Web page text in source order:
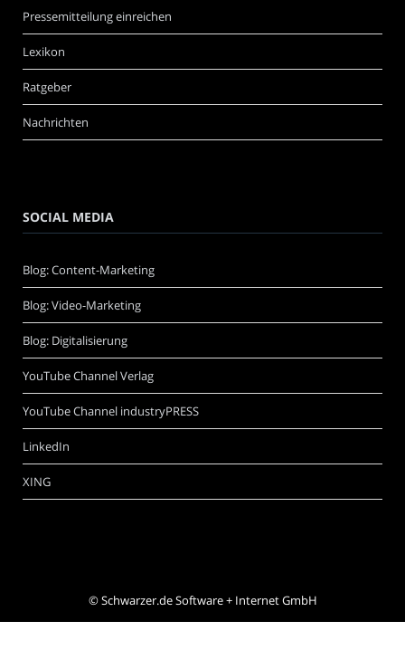
Pressemitteilung einreichen
Lexikon
Ratgeber
Nachrichten
SOCIAL MEDIA
Blog: Content-Marketing
Blog: Video-Marketing
Blog: Digitalisierung
YouTube Channel Verlag
YouTube Channel industryPRESS
LinkedIn
XING
©Schwarzer.de Software + Internet GmbH